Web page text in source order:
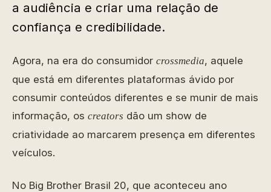
a audiência e criar uma relação de
confiança e credibilidade.
Agora, na era do consumidor crossmedia, aquele
que está em diferentes plataformas ávido por
consumir conteúdos diferentes e se munir de mais
informação, os creators dão um show de
criatividade ao marcarem presença em diferentes
veículos.
No Big Brother Brasil 20, que aconteceu ano